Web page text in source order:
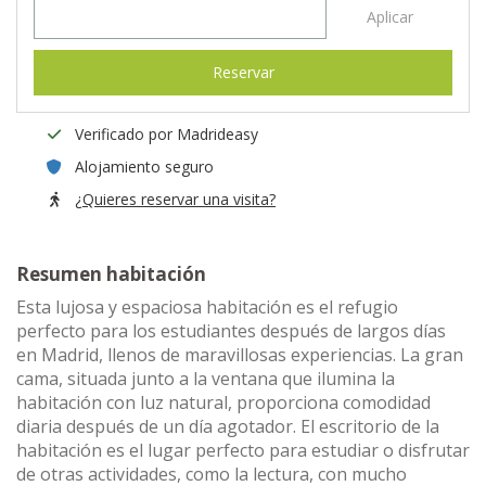
Aplicar
Reservar
Verificado por Madrideasy
Alojamiento seguro
¿Quieres reservar una visita?
Resumen habitación
Esta lujosa y espaciosa habitación es el refugio
perfecto para los estudiantes después de largos días
en Madrid, llenos de maravillosas experiencias. La gran
cama, situada junto a la ventana que ilumina la
habitación con luz natural, proporciona comodidad
diaria después de un día agotador. El escritorio de la
habitación es el lugar perfecto para estudiar o disfrutar
de otras actividades, como la lectura, con mucho